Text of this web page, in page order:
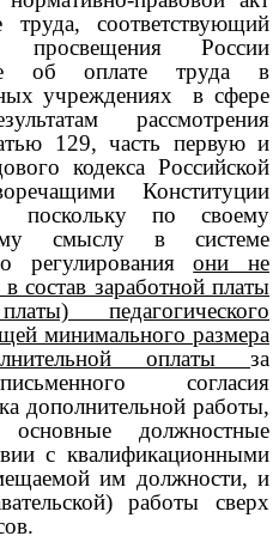
труда, соответствующий
просвещения России
об оплате труда в
учреждениях
в сфере
рассмотрения
129, часть первую и
кодекса Российской
Конституции
поскольку по своему
смыслу в системе
регулированияони не
состав заработной платы
педагогического
минимального размера
оплаты за
согласия
дополнительной работы,
должностные
с квалификационными
им должности, и
работы сверх